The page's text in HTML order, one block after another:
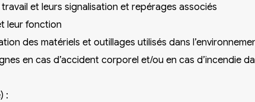
et leurs signalisation et repérages associés
leur fonction
des matériels et outillages utilisés dans
en cas d’accident corporel et/ou en cas d’incendie
: